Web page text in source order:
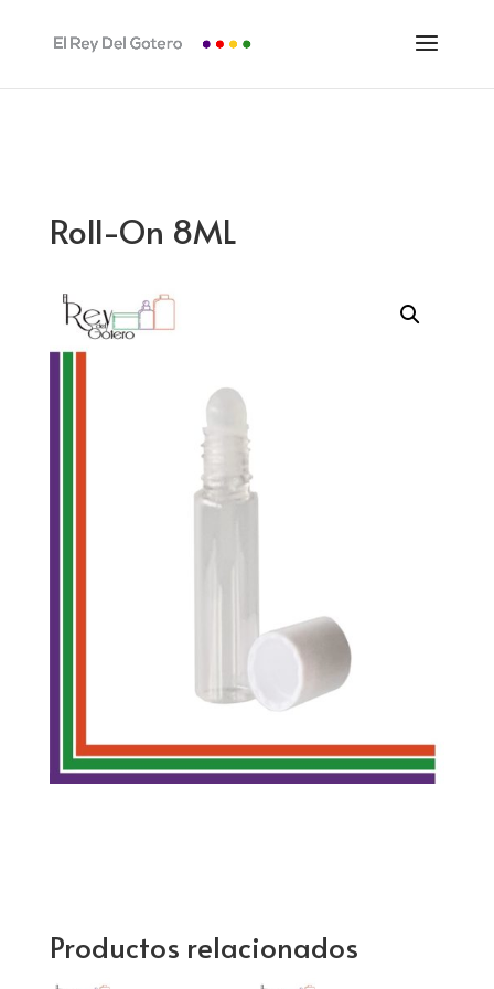
Roll-On 8ML
Productos relacionados